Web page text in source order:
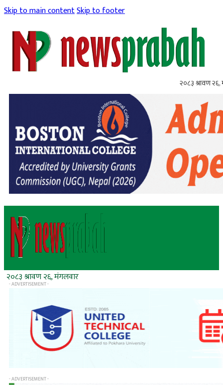
Skip to main contentSkip to footer
२०८३ श्रावण
२०८३ श्रावण २६, मंगलवार
- ADVERTISEMENT -
- ADVERTISEMENT -